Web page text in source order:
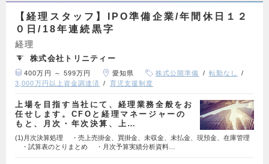
【経理スタッフ】IPO準備企業/年間休日１２
０日/18年連続黒字
経理
株式会社トリニティー
400万円 ～ 599万円 愛知県 株式公開準備
転勤なし
3,000万円以上資金調達済
育児支援制度
上場を目指す当社にて、経理業務全般をお
任せします。CFOと経理マネージャーの
もと、月次・年次決算、上…
(1)月次決算処理 ・売上売掛金、買掛金、未収金、未払金、現預金、在庫管理
・試算表のとりまとめ ・月次予算実績分析資料…